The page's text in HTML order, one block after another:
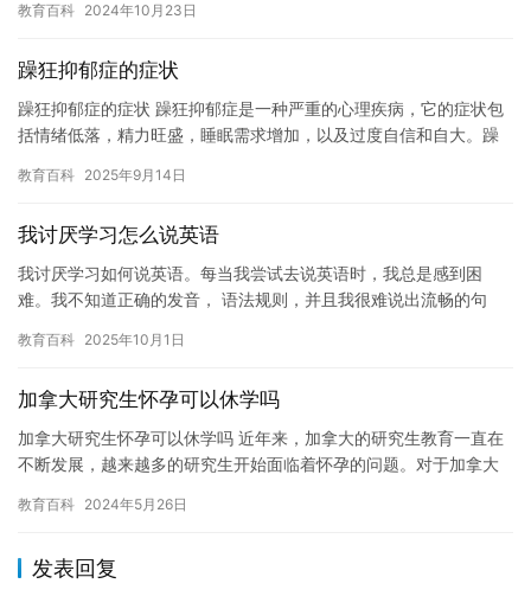
里，我…
教育百科 2024年10月23日
躁狂抑郁症的症状
躁狂抑郁症的症状 躁狂抑郁症是一种严重的心理疾病，它的症状包
括情绪低落，精力旺盛，睡眠需求增加，以及过度自信和自大。躁
果您…
教育百科 2025年9月14日
我讨厌学习怎么说英语
我讨厌学习如何说英语。每当我尝试去说英语时，我总是感到困
难。我不知道正确的发音， 语法规则，并且我很难说出流畅的句
道我应该…
教育百科 2025年10月1日
加拿大研究生怀孕可以休学吗
加拿大研究生怀孕可以休学吗 近年来，加拿大的研究生教育一直在
不断发展，越来越多的研究生开始面临着怀孕的问题。对于加拿大
就此…
教育百科 2024年5月26日
发表回复